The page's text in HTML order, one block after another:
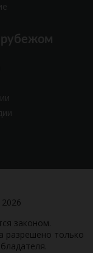
рубежом
законом.
разрешено только